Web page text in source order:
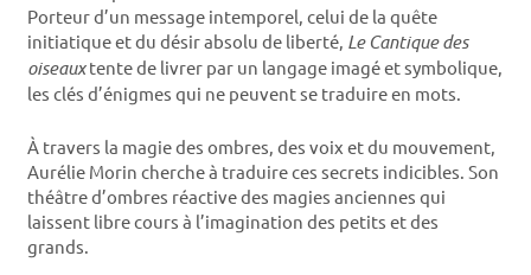
Porteur d’un message intemporel, celui de la quête
initiatique et du désir absolu de liberté, Le Cantique des
oiseauxtente de livrer par un langage imagé et symbolique,
les clés d’énigmes qui ne peuvent se traduire en mots.
À travers la magie des ombres, des voix et du mouvement,
Aurélie Morin cherche à traduire ces secrets indicibles. Son
théâtre d’ombres réactive des magies anciennes qui
laissent libre cours à l’imagination des petits et des
grands.